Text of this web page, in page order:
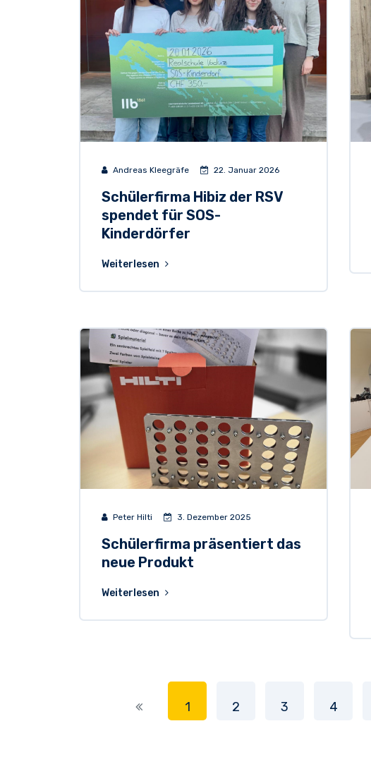
Andreas Kleegräfe 22. Januar 2026
Schülerfirma Hibiz der RSV
spendet für SOS-
Kinderdörfer
Weiterlesen
Peter Hilti 3. Dezember 2025
Schülerfirma präsentiert das
neue Produkt
Weiterlesen
1 2 3 4